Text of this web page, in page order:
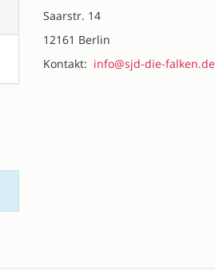
Saarstr. 14
12161 Berlin
Kontakt: info@sjd-die-falken.de